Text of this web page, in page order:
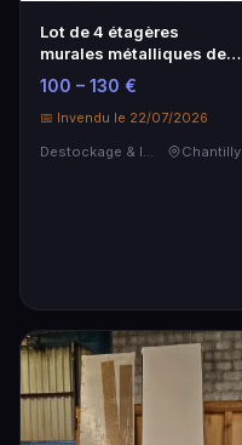
Lot de 4 étagères
murales métalliques de
la marque OSKAB H35…
100 – 130 €
📅 Invendu le 22/07/2026
Destockage & Invendus
Chantilly